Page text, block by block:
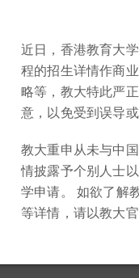
科目研习二 （TSS2
语语言测试 （IELTS
）／普通话高级水
）发出的
（适用于兼读制学位教
教育深造文凭课程（
证书／其他申请相关
近日，香港教育大
程的招生详情作商
略等，教大特此严
意，以免受到误导或
教大重申从未与中
情披露予个别人士
学申请。 如欲了解
等详情，请以教大